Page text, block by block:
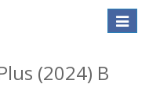
Toggle
(2024) В